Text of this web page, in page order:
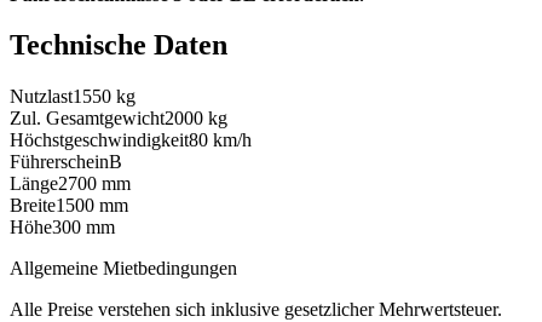
Technische Daten
Nutzlast1550 kg
Zul. Gesamtgewicht2000 kg
Höchstgeschwindigkeit80 km/h
FührerscheinB
Länge2700 mm
Breite1500 mm
Höhe300 mm
Allgemeine Mietbedingungen
Alle Preise verstehen sich inklusive gesetzlicher Mehrwertsteuer.